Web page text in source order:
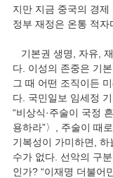
지만 지금 중국의 경제
정부 재정은 온통 적자
기본권 생명, 자유,
다. 이성의 존중은 기
그 때 어떤 조직이든
다. 국민일보 임세정
“비상식·주술이 국정
용하라”〉, 주술이 때
기복성이 가미하면,
수가 없다. 선악의 구
인가? “이재명 더불어